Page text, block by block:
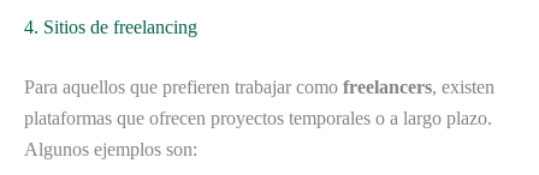
4. Sitios de freelancing
Para aquellos que prefieren trabajar como freelancers, existen
plataformas que ofrecen proyectos temporales o a largo plazo.
Algunos ejemplos son: